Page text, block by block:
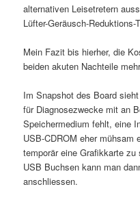
alternativen Leisetretern
Lüfter-Geräusch-
Mein Fazit bis hierher, die
beiden akuten Nachteile
Im Snapshot des Board
für Diagnosezwecke mit an
Speichermedium fehlt, eine
USB-CDROM eher
temporär eine Grafikkarte
USB Buchsen kann man
anschliessen.